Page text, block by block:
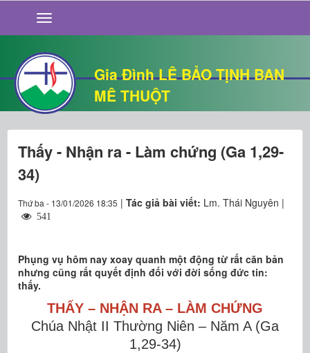
Gia Đình LÊ BẢO TỊNH BAN
MÊ THUỘT
GIỚI THIỆU
TIN TỨC
SỐNG ĐẠO
CHUYỆN NHÀ
QUÁN VĂN
THƯ GIÃN
Thấy - Nhận ra - Làm chứng (Ga 1,29-
34)
Thứ ba - 13/01/2026 18:35 | Tác giả bài viết: Lm. Thái Nguyên |
541
Phụng vụ hôm nay xoay quanh một động từ rất căn bản
nhưng cũng rất quyết định đối với đời sống đức tin:
thấy.
THẤY – NHẬN RA – LÀM CHỨNG
Chúa Nhật II Thường Niên – Năm A (Ga
1,29-34)